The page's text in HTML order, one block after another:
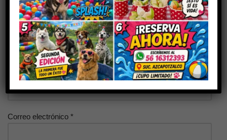
Tu valoración*
Nombre*
Correo electrónico *